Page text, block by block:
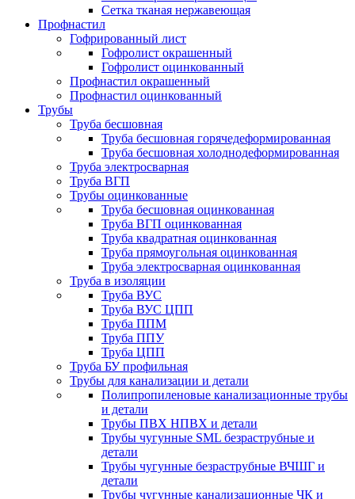
Сетка тканая нержавеющая
Профнастил
Гофрированный лист
Гофролист окрашенный
Гофролист оцинкованный
Профнастил окрашенный
Профнастил оцинкованный
Трубы
Труба бесшовная
Труба бесшовная горячедеформированная
Труба бесшовная холоднодеформированная
Труба электросварная
Труба ВГП
Трубы оцинкованные
Труба бесшовная оцинкованная
Труба ВГП оцинкованная
Труба квадратная оцинкованная
Труба прямоугольная оцинкованная
Труба электросварная оцинкованная
Труба в изоляции
Труба ВУС
Труба ВУС ЦПП
Труба ППМ
Труба ППУ
Труба ЦПП
Труба БУ профильная
Трубы для канализации и детали
Полипропиленовые канализационные трубы
и детали
Трубы ПВХ НПВХ и детали
Трубы чугунные SML безраструбные и
детали
Трубы чугунные безраструбные ВЧШГ и
детали
Трубы чугунные канализационные ЧК и